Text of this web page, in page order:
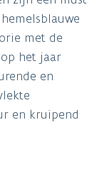
met de
het jaar
en
en kruipend